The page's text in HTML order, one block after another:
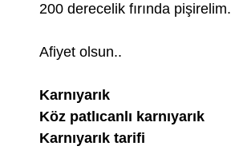
200 derecelik fırında pişirelim.
Afiyet olsun..
Karnıyarık
Köz patlıcanlı karnıyarık
Karnıyarık tarifi